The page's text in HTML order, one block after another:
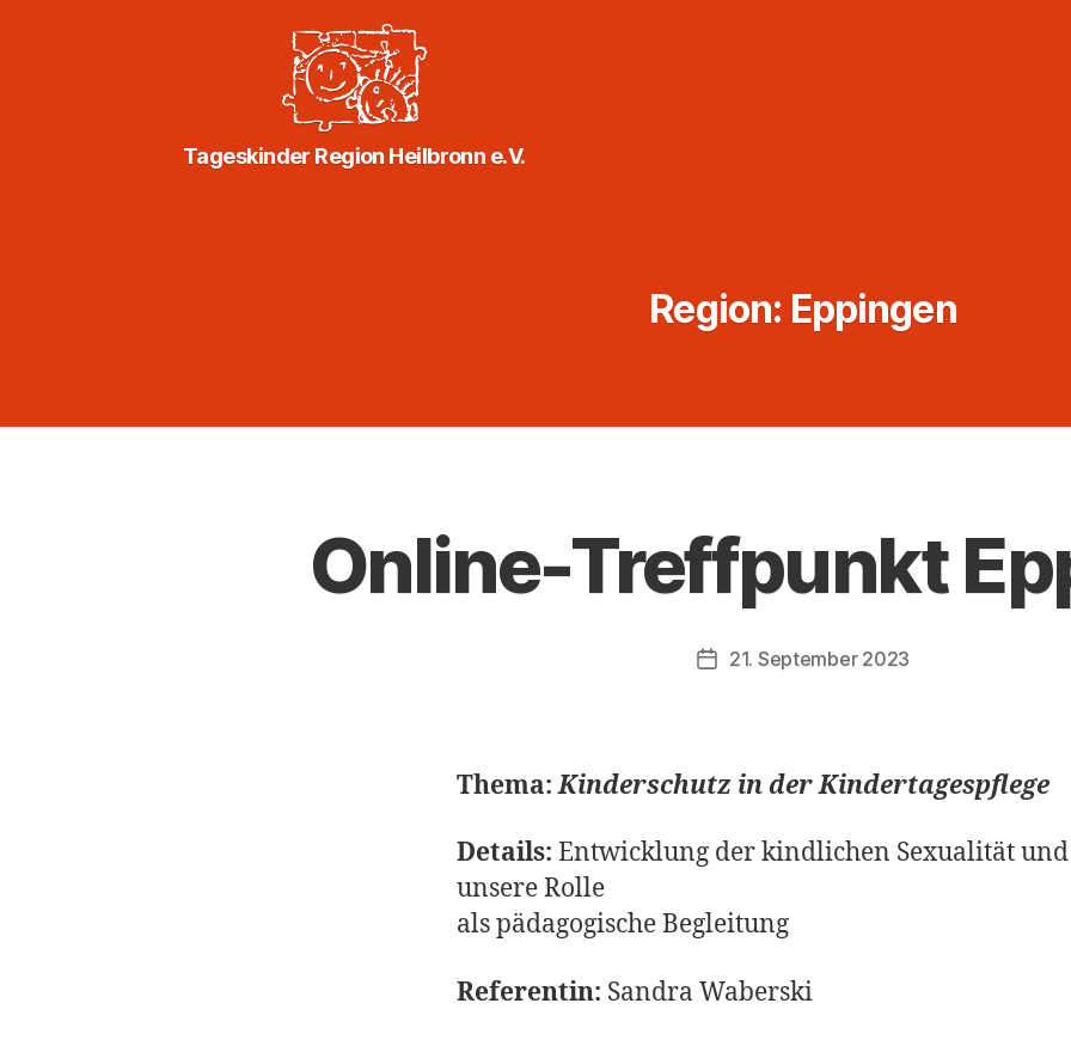
Tageskinder Region Heilbronn e.V.
Region: Eppingen
Online-Treffpunkt
Veröffentlichungsdatum
21. September 2023
Thema: Kinderschutz in der Kindertagespflege
Details: Entwicklung der kindlichen Sexualität und
unsere Rolle
als pädagogische Begleitung
Referentin: Sandra Waberski